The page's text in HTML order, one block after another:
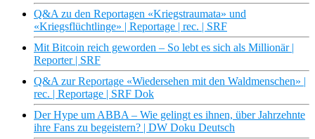
Q&A zu den Reportagen «Kriegstraumata» und
«Kriegsflüchtlinge» | Reportage | rec. | SRF
Mit Bitcoin reich geworden – So lebt es sich als Millionär |
Reporter | SRF
Q&A zur Reportage «Wiedersehen mit den Waldmenschen» |
rec. | Reportage | SRF Dok
Der Hype um ABBA – Wie gelingt es ihnen, über Jahrzehnte
ihre Fans zu begeistern? | DW Doku Deutsch